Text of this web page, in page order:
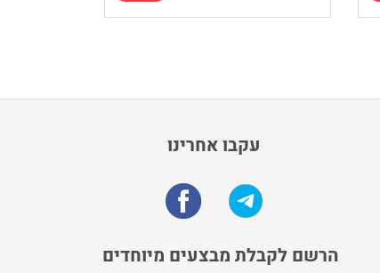
עקבו אחרינו
הרשם לקבלת מבצעים מיוחדים